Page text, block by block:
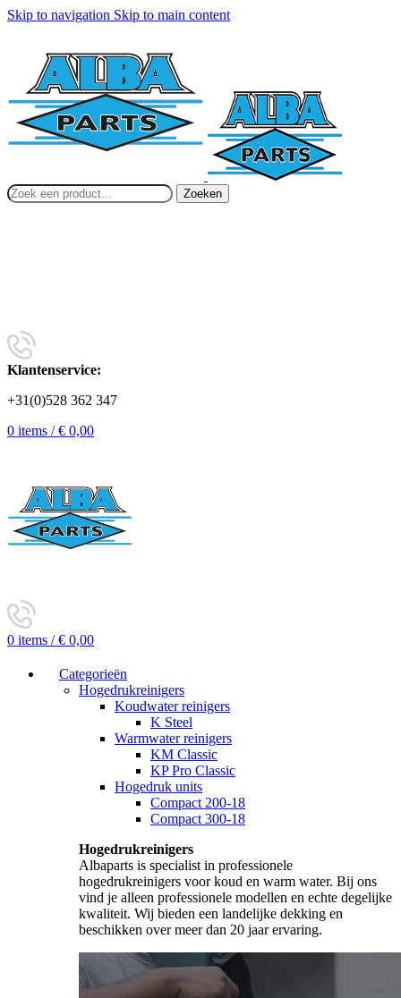
Skip to navigation Skip to main content
Zoeken
Klantenservice:
+31(0)528 362 347
0 items / € 0,00
0 items / € 0,00
Categorieën
Hogedrukreinigers
Koudwater reinigers
K Steel
Warmwater reinigers
KM Classic
KP Pro Classic
Hogedruk units
Compact 200-18
Compact 300-18
Hogedrukreinigers
Albaparts is specialist in professionele
hogedrukreinigers voor koud en warm water. Bij ons
vind je alleen professionele modellen en echte degelijke
kwaliteit. Wij bieden een landelijke dekking en
beschikken over meer dan 20 jaar ervaring.